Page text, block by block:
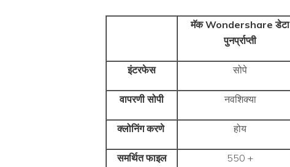
मॅक Wondershare डेटा
पुनर्प्राप्ती
इंटरफेस सोपे
वापरणी सोपी नवशिक्या
क्लोनिंग करणे होय
समर्थित फाइल
550 +